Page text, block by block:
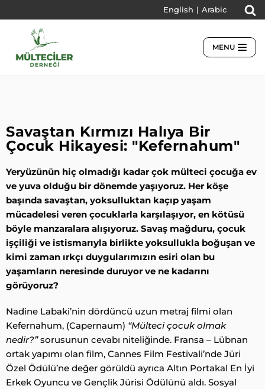
English | Arabic
MENU
Savaştan Kırmızı Halıya Bir
Çocuk Hikayesi: "Kefernahum"
Yeryüzünün hiç olmadığı kadar çok mülteci çocuğa ev
ve yuva olduğu bir dönemde yaşıyoruz. Her köşe
başında savaştan, yoksulluktan kaçıp yaşam
mücadelesi veren çocuklarla karşılaşıyor, en kötüsü
böyle manzaralara alışıyoruz. Savaş mağduru, çocuk
işçiliği ve istismarıyla birlikte yoksullukla boğuşan ve
kimi zaman ırkçı duygularımızın esiri olan bu
yaşamların neresinde duruyor ve ne kadarını
görüyoruz?
Nadine Labaki’nin dördüncü uzun metraj filmi olan
Kefernahum, (Capernaum) “Mülteci çocuk olmak
nedir?”sorusunun cevabı niteliğinde. Fransa – Lübnan
ortak yapımı olan film, Cannes Film Festivali’nde Jüri
Özel Ödülü’ne değer görüldü ayrıca Altın Portakal En İyi
Erkek Oyuncu ve Gençlik Jürisi Ödülünü aldı. Sosyal